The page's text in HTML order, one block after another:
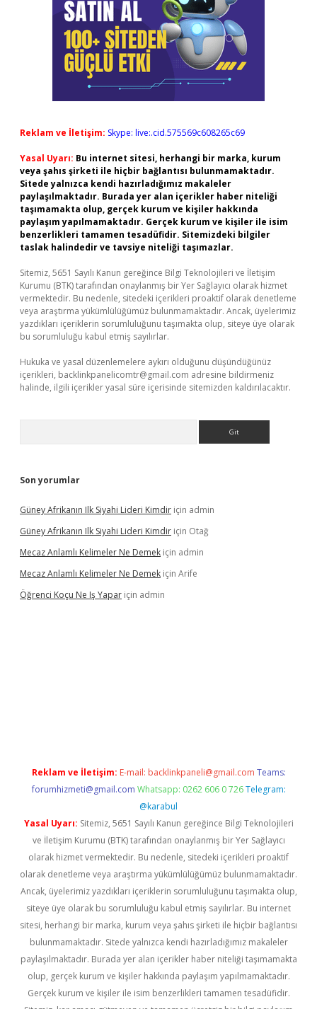
Reklam ve İletişim: Skype: live:.cid.575569c608265c69
Yasal Uyarı: Bu internet sitesi, herhangi bir marka, kurum
veya şahıs şirketi ile hiçbir bağlantısı bulunmamaktadır.
Sitede yalnızca kendi hazırladığımız makaleler
paylaşılmaktadır. Burada yer alan içerikler haber niteliği
taşımamakta olup, gerçek kurum ve kişiler hakkında
paylaşım yapılmamaktadır. Gerçek kurum ve kişiler ile isim
benzerlikleri tamamen tesadüfidir. Sitemizdeki bilgiler
taslak halindedir ve tavsiye niteliği taşımazlar.
Sitemiz, 5651 Sayılı Kanun gereğince Bilgi Teknolojileri ve İletişim
Kurumu (BTK) tarafından onaylanmış bir Yer Sağlayıcı olarak hizmet
vermektedir. Bu nedenle, sitedeki içerikleri proaktif olarak denetleme
veya araştırma yükümlülüğümüz bulunmamaktadır. Ancak, üyelerimiz
yazdıkları içeriklerin sorumluluğunu taşımakta olup, siteye üye olarak
bu sorumluluğu kabul etmiş sayılırlar.
Hukuka ve yasal düzenlemelere aykırı olduğunu düşündüğünüz
içerikleri, backlinkpanelicomtr@gmail.com adresine bildirmeniz
halinde, ilgili içerikler yasal süre içerisinde sitemizden kaldırılacaktır.
Son yorumlar
Güney Afrikanın Ilk Siyahi Lideri Kimdir için admin
Güney Afrikanın Ilk Siyahi Lideri Kimdir için Otağ
Mecaz Anlamlı Kelimeler Ne Demek için admin
Mecaz Anlamlı Kelimeler Ne Demek için Arife
Öğrenci Koçu Ne Iş Yapar için admin
Reklam ve İletişim: E-mail: backlinkpaneli@gmail.com Teams:
forumhizmeti@gmail.com Whatsapp: 0262 606 0 726 Telegram:
@karabul
Yasal Uyarı: Sitemiz, 5651 Sayılı Kanun gereğince Bilgi Teknolojileri
ve İletişim Kurumu (BTK) tarafından onaylanmış bir Yer Sağlayıcı
olarak hizmet vermektedir. Bu nedenle, sitedeki içerikleri proaktif
olarak denetleme veya araştırma yükümlülüğümüz bulunmamaktadır.
Ancak, üyelerimiz yazdıkları içeriklerin sorumluluğunu taşımakta olup,
siteye üye olarak bu sorumluluğu kabul etmiş sayılırlar. Bu internet
sitesi, herhangi bir marka, kurum veya şahıs şirketi ile hiçbir bağlantısı
bulunmamaktadır. Sitede yalnızca kendi hazırladığımız makaleler
paylaşılmaktadır. Burada yer alan içerikler haber niteliği taşımamakta
olup, gerçek kurum ve kişiler hakkında paylaşım yapılmamaktadır.
Gerçek kurum ve kişiler ile isim benzerlikleri tamamen tesadüfidir.